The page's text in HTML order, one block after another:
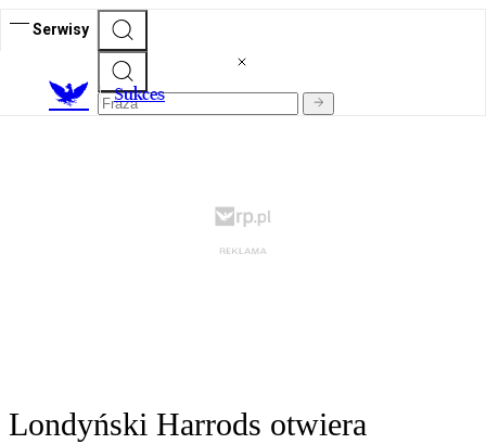
Serwisy
Sukces
Londyński Harrods otwiera